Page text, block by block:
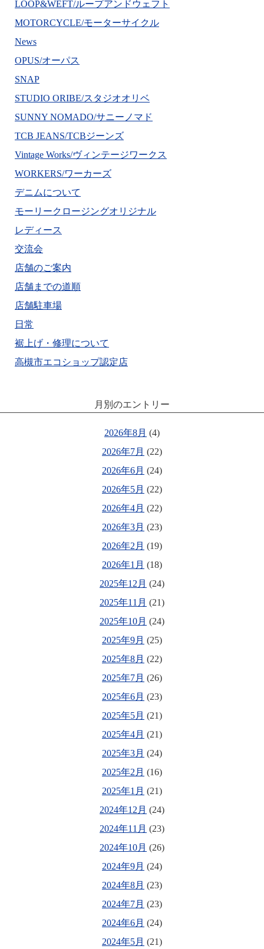
LOOP&WEFT/ループアンドウェフト
MOTORCYCLE/モーターサイクル
News
OPUS/オーパス
SNAP
STUDIO ORIBE/スタジオオリベ
SUNNY NOMADO/サニーノマド
TCB JEANS/TCBジーンズ
Vintage Works/ヴィンテージワークス
WORKERS/ワーカーズ
デニムについて
モーリークロージングオリジナル
レディース
交流会
店舗のご案内
店舗までの道順
店舗駐車場
日常
裾上げ・修理について
高槻市エコショップ認定店
月別のエントリー
2026年8月 (4)
2026年7月 (22)
2026年6月 (24)
2026年5月 (22)
2026年4月 (22)
2026年3月 (23)
2026年2月 (19)
2026年1月 (18)
2025年12月 (24)
2025年11月 (21)
2025年10月 (24)
2025年9月 (25)
2025年8月 (22)
2025年7月 (26)
2025年6月 (23)
2025年5月 (21)
2025年4月 (21)
2025年3月 (24)
2025年2月 (16)
2025年1月 (21)
2024年12月 (24)
2024年11月 (23)
2024年10月 (26)
2024年9月 (24)
2024年8月 (23)
2024年7月 (23)
2024年6月 (24)
2024年5月 (21)